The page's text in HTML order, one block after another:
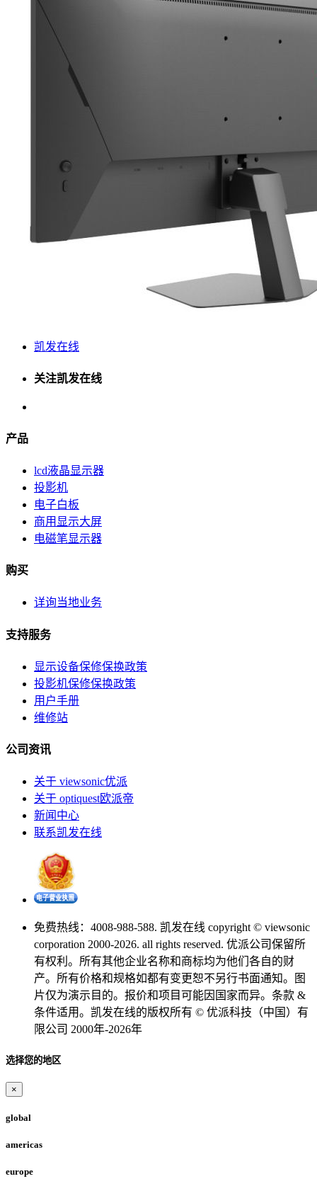
凯发在线
关注凯发在线
产品
lcd液晶显示器
投影机
电子白板
商用显示大屏
电磁笔显示器
购买
详询当地业务
支持服务
显示设备保修保换政策
投影机保修保换政策
用户手册
维修站
公司资讯
关于 viewsonic优派
关于 optiquest欧派帝
新闻中心
联系凯发在线
免费热线：4008-988-588. 凯发在线 copyright © viewsonic
corporation 2000-2026. all rights reserved. 优派公司保留所
有权利。所有其他企业名称和商标均为他们各自的财
产。所有价格和规格如都有变更恕不另行书面通知。图
片仅为演示目的。报价和项目可能因国家而异。条款 &
条件适用。凯发在线的版权所有 © 优派科技（中国）有
限公司 2000年-2026年
选择您的地区
×
global
americas
europe